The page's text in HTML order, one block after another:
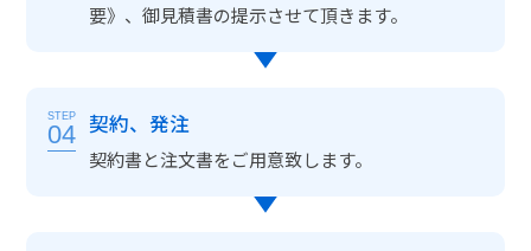
要》、御見積書の提示させて頂きます。
STEP
04 契約、発注
契約書と注文書をご用意致します。